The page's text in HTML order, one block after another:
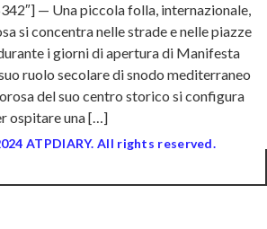
— Una piccola folla, internazionale,
si concentra nelle strade e nelle piazze
i giorni di apertura di Manifesta
ruolo secolare di snodo mediterraneo
del suo centro storico si configura
ospitare una […]
ATPDIARY. All rights reserved.